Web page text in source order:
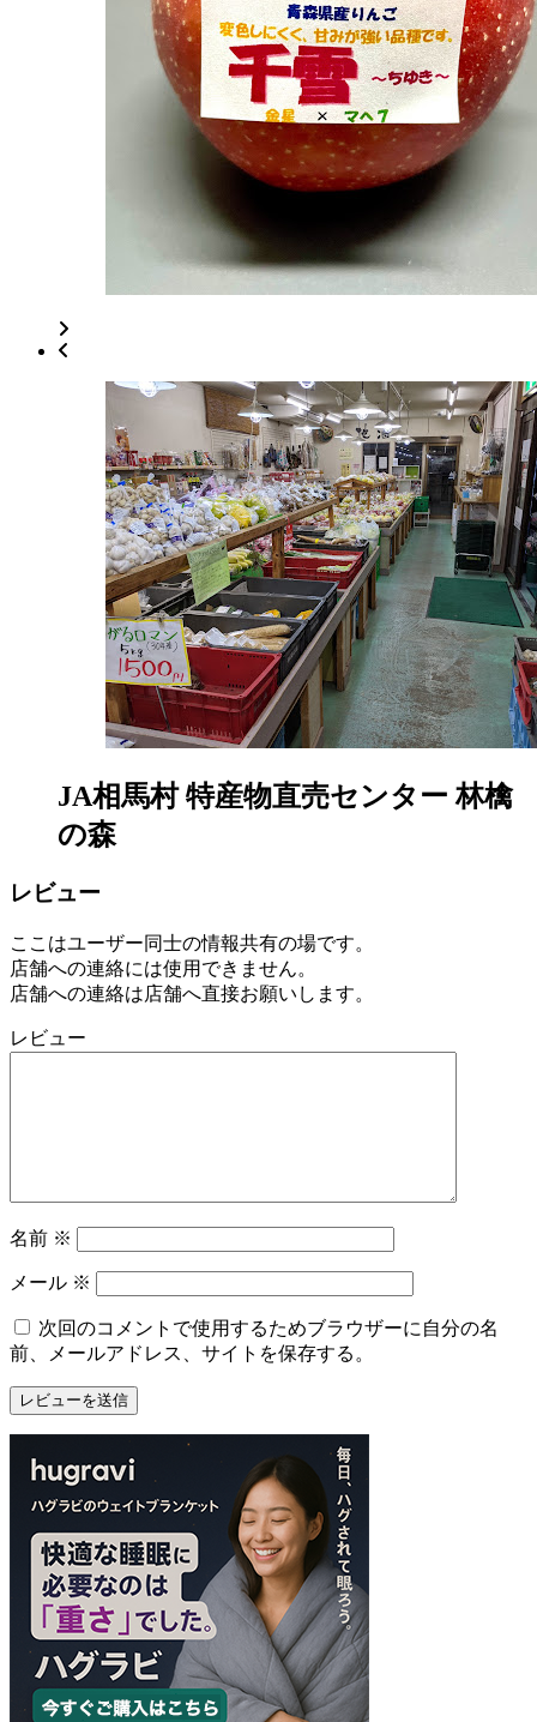
JA相馬村 特産物直売センター 林檎
の森
レビュー
ここはユーザー同士の情報共有の場です。
店舗への連絡には使用できません。
店舗への連絡は店舗へ直接お願いします。
レビュー
名前 ※
メール ※
次回のコメントで使用するためブラウザーに自分の名
前、メールアドレス、サイトを保存する。